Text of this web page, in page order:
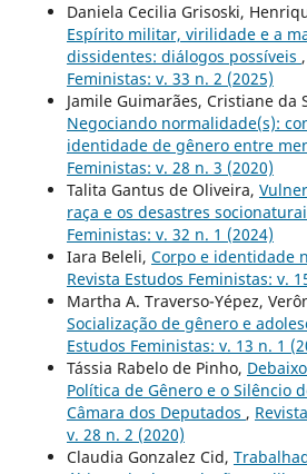
Daniela Cecilia Grisoski,
Espírito militar, virilidade e a
dissidentes: diálogos possíveis ,
Feministas: v. 33 n. 2 (2025)
Jamile Guimarães, Cristiane da
Negociando normalidade(s):
identidade de gênero entre
Feministas: v. 28 n. 3 (2020)
Talita Gantus de Oliveira,
raça e os desastres
Feministas: v. 32 n. 1 (2024)
Iara Beleli, Corpo e identidade
Revista Estudos Feministas: v.
Martha A. Traverso-Yépez,
Socialização de gênero e
Estudos Feministas: v. 13 n. 1
Tássia Rabelo de Pinho,
Política de Gênero e o Silêncio
Câmara dos Deputados ,
v. 28 n. 2 (2020)
Claudia Gonzalez Cid,